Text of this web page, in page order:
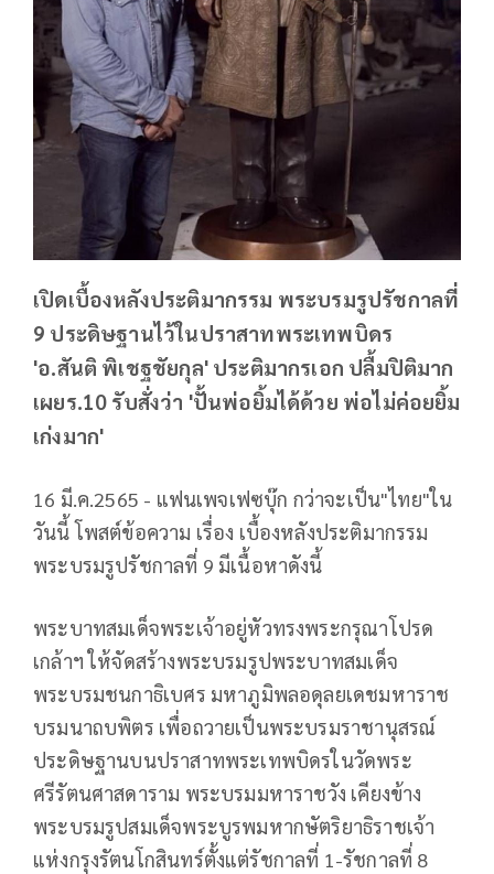
เปิดเบื้องหลังประติมากรรม พระบรมรูปรัชกาลที่
9 ประดิษฐานไว้ในปราสาทพระเทพบิดร
'อ.สันติ พิเชฐชัยกุล' ประติมากรเอก ปลื้มปิติมาก
เผยร.10 รับสั่งว่า 'ปั้นพ่อยิ้มได้ด้วย พ่อไม่ค่อยยิ้ม
เก่งมาก'
16 มี.ค.2565 - แฟนเพจเฟซบุ๊ก กว่าจะเป็น"ไทย"ใน
วันนี้ โพสต์ข้อความ เรื่อง เบื้องหลังประติมากรรม
พระบรมรูปรัชกาลที่ 9 มีเนื้อหาดังนี้
พระบาทสมเด็จพระเจ้าอยู่หัวทรงพระกรุณาโปรด
เกล้าฯ ให้จัดสร้างพระบรมรูปพระบาทสมเด็จ
พระบรมชนกาธิเบศร มหาภูมิพลอดุลยเดชมหาราช
บรมนาถบพิตร เพื่อถวายเป็นพระบรมราชานุสรณ์
ประดิษฐานบนปราสาทพระเทพบิดรในวัดพระ
ศรีรัตนศาสดาราม พระบรมมหาราชวัง เคียงข้าง
พระบรมรูปสมเด็จพระบูรพมหากษัตริยาธิราชเจ้า
แห่งกรุงรัตนโกสินทร์ตั้งแต่รัชกาลที่ 1-รัชกาลที่ 8